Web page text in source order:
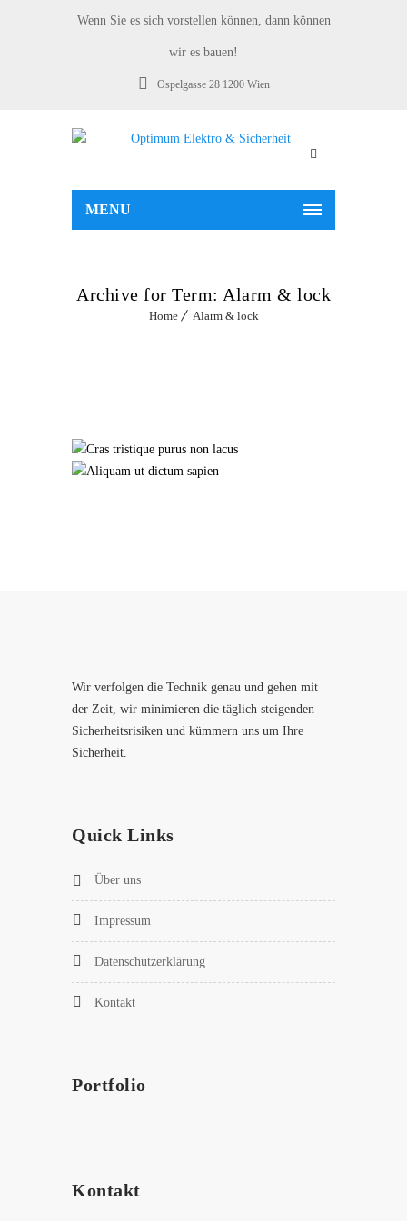
Wenn Sie es sich vorstellen können, dann können
wir es bauen!
Ospelgasse 28 1200 Wien
MENU
Archive for Term: Alarm & lock
Home Alarm & lock
Wir verfolgen die Technik genau und gehen mit
der Zeit, wir minimieren die täglich steigenden
Sicherheitsrisiken und kümmern uns um Ihre
Sicherheit.
Quick Links
Über uns
Impressum
Datenschutzerklärung
Kontakt
Portfolio
Kontakt